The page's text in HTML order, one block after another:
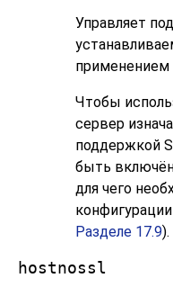
Управляет
Чтобы
сервер
поддержкой
быть
для чего
конфигурации
Разделе 17.9).
hostnossl